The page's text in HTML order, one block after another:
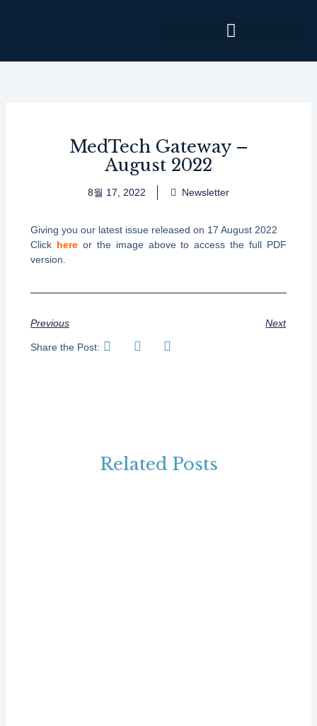
로
MedTech Gateway –
August 2022
8월 17, 2022 Newsletter
Giving you our latest issue released on 17 August 2022
Click here or the image above to access the full PDF
version.
Previous Next
Share the Post:
Related Posts